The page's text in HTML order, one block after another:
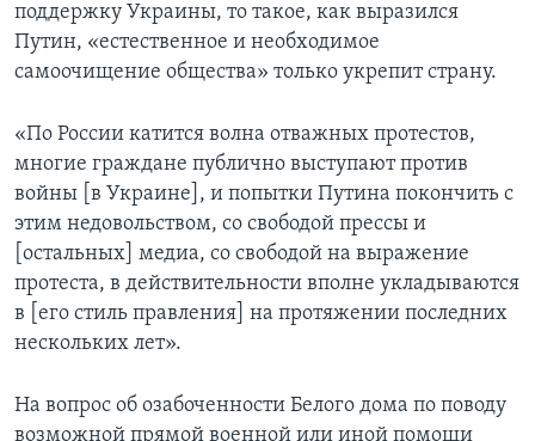
поддержку Украины, то такое, как выразился
Путин, «естественное и необходимое
самоочищение общества» только укрепит страну.
«По России катится волна отважных протестов,
многие граждане публично выступают против
войны [в Украине], и попытки Путина покончить с
этим недовольством, со свободой прессы и
[остальных] медиа, со свободой на выражение
протеста, в действительности вполне укладываются
в [его стиль правления] на протяжении последних
нескольких лет».
На вопрос об озабоченности Белого дома по поводу
возможной прямой военной или иной помощи